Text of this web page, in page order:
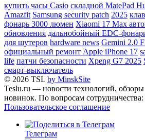
купить часы Casio складной MatePad
Amazfit Samsung security patch 2025
фонарь 3000 люмен Xiaomi 17 Max
обновления дальнобойный EDC-
для шутеров hardware news Gemini 2.0
официальный ремонт Apple iPhone 17
life патчи безопасности Xpeng G7 2025
смарт-выключатель
© 2026 TSL by MinskSite
Teslu.ru — новости технологий,
новинок. По вопросам
Пользовательское соглашение
Телеграм